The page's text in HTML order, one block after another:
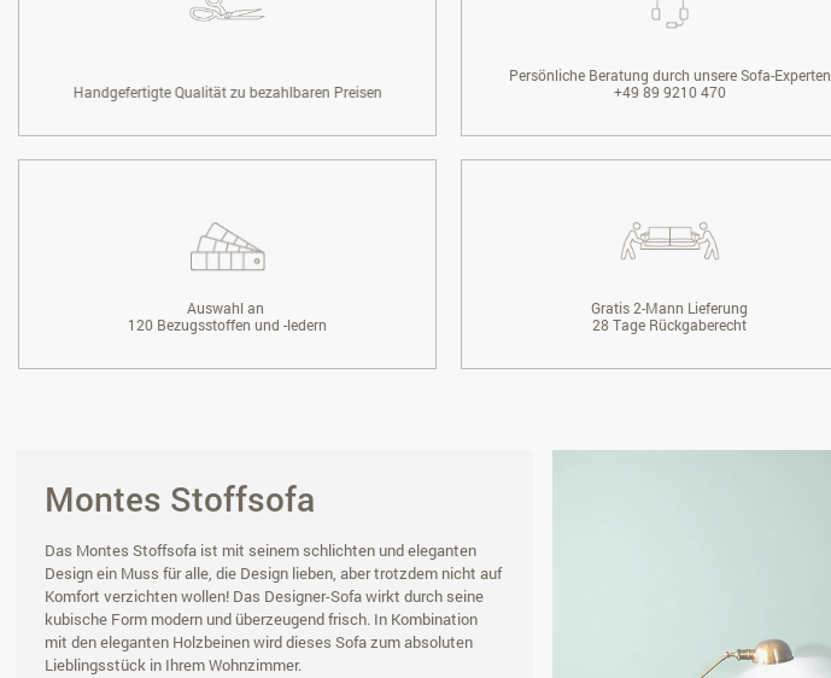
Handgefertigte Qualität zu bezahlbaren Preisen
Persönliche Beratung durch unsere Sofa-Experten
+49 89 9210 470
Auswahl an
120 Bezugsstoffen und -ledern
Gratis 2-Mann Lieferung
28 Tage Rückgaberecht
Montes Stoffsofa
Das Montes Stoffsofa ist mit seinem schlichten und eleganten
Design ein Muss für alle, die Design lieben, aber trotzdem nicht auf
Komfort verzichten wollen! Das Designer-Sofa wirkt durch seine
kubische Form modern und überzeugend frisch. In Kombination
mit den eleganten Holzbeinen wird dieses Sofa zum absoluten
Lieblingsstück in Ihrem Wohnzimmer.